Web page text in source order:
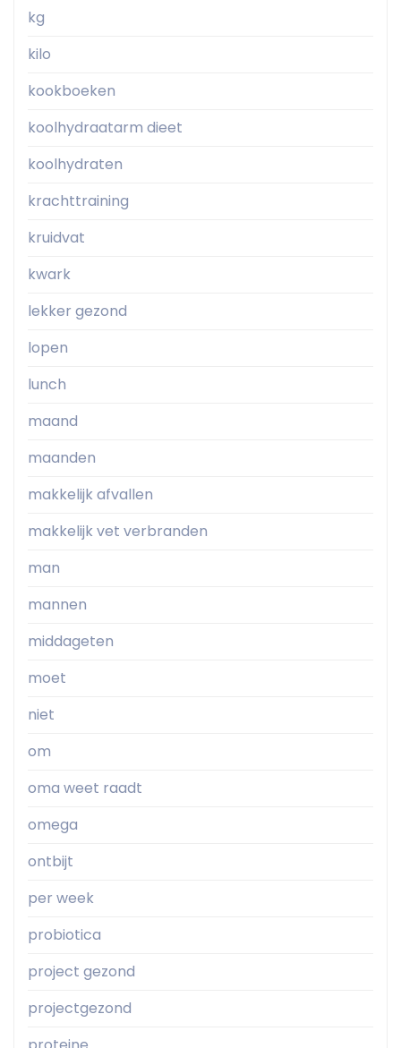
kg
kilo
kookboeken
koolhydraatarm dieet
koolhydraten
krachttraining
kruidvat
kwark
lekker gezond
lopen
lunch
maand
maanden
makkelijk afvallen
makkelijk vet verbranden
man
mannen
middageten
moet
niet
om
oma weet raadt
omega
ontbijt
per week
probiotica
project gezond
projectgezond